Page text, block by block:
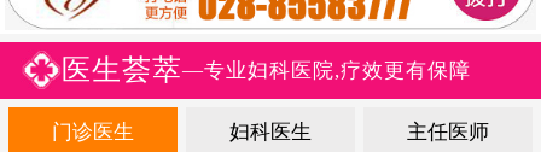
医生荟萃—专业妇科医院,疗效更有保障
门诊医生 妇科医生 主任医师